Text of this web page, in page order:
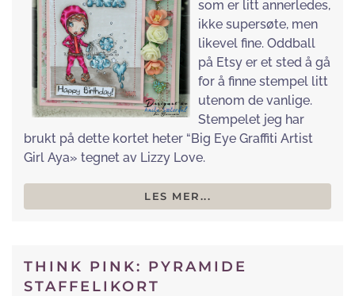
som er litt annerledes,
ikke supersøte, men
likevel fine. Oddball
på Etsy er et sted å gå
for å finne stempel litt
utenom de vanlige.
Stempelet jeg har
brukt på dette kortet heter “Big Eye Graffiti Artist
Girl Aya» tegnet av Lizzy Love.
LES MER...
THINK PINK: PYRAMIDE
STAFFELIKORT